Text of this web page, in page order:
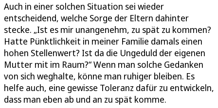
Auch in einer solchen Situation sei wieder
entscheidend, welche Sorge der Eltern dahinter
stecke. „Ist es mir unangenehm, zu spät zu kommen?
Hatte Pünktlichkeit in meiner Familie damals einen
hohen Stellenwert? Ist da die Ungeduld der eigenen
Mutter mit im Raum?“ Wenn man solche Gedanken
von sich weghalte, könne man ruhiger bleiben. Es
helfe auch, eine gewisse Toleranz dafür zu entwickeln,
dass man eben ab und an zu spät komme.